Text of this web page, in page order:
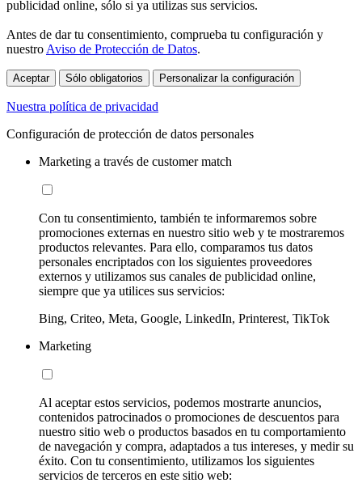
publicidad online, sólo si ya utilizas sus servicios.
Antes de dar tu consentimiento, comprueba tu configuración y
nuestro Aviso de Protección de Datos.
Aceptar Sólo obligatorios Personalizar la configuración
Nuestra política de privacidad
Configuración de protección de datos personales
Marketing a través de customer match
Con tu consentimiento, también te informaremos sobre
promociones externas en nuestro sitio web y te mostraremos
productos relevantes. Para ello, comparamos tus datos
personales encriptados con los siguientes proveedores
externos y utilizamos sus canales de publicidad online,
siempre que ya utilices sus servicios:
Bing, Criteo, Meta, Google, LinkedIn, Printerest, TikTok
Marketing
Al aceptar estos servicios, podemos mostrarte anuncios,
contenidos patrocinados o promociones de descuentos para
nuestro sitio web o productos basados en tu comportamiento
de navegación y compra, adaptados a tus intereses, y medir su
éxito. Con tu consentimiento, utilizamos los siguientes
servicios de terceros en este sitio web: